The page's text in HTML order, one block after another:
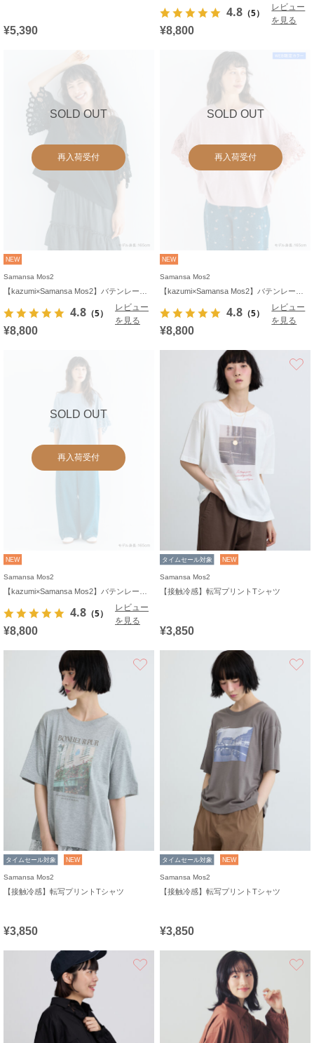
¥5,390
4.8 （5）
レビュー
を見る
¥8,800
SOLD OUT
再入荷受付
NEW
Samansa Mos2
4.8 （5）
レビュー
を見る
¥8,800
SOLD OUT
再入荷受付
NEW
Samansa Mos2
4.8 （5）
レビュー
を見る
¥8,800
SOLD OUT
再入荷受付
NEW
Samansa Mos2
4.8 （5）
レビュー
を見る
¥8,800
タイムセール対象 NEW
Samansa Mos2
【接触冷感】転写プリントTシャツ
¥3,850
タイムセール対象 NEW
Samansa Mos2
【接触冷感】転写プリントTシャツ
¥3,850
タイムセール対象 NEW
Samansa Mos2
【接触冷感】転写プリントTシャツ
¥3,850